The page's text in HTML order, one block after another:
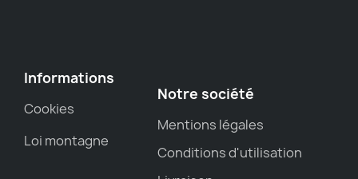
Informations
Cookies
Loi montagne
Notre société
Mentions légales
Conditions d'utilisation